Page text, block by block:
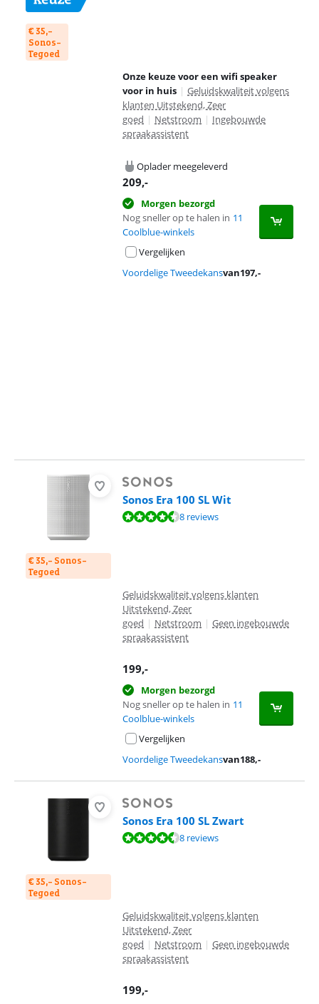
€ 35,-
Sonos-
Tegoed
Onze keuze voor een wifi speaker
voor in huis | Geluidskwaliteit volgens
klanten Uitstekend, Zeer
goed | Netstroom | Ingebouwde
spraakassistent
Oplader meegeleverd
209,-
Morgen bezorgd
Nog sneller op te halen in 11
Coolblue-winkels
Vergelijken
Voordelige Tweedekansvan197,-
€ 35,- Sonos-
Tegoed
Sonos Era 100 SL Wit
Beoordeling is 9,0 van de 10, gebaseerd op 8 reviews.
8 reviews
Geluidskwaliteit volgens klanten
Uitstekend, Zeer
goed | Netstroom | Geen ingebouwde
spraakassistent
199,-
Morgen bezorgd
Nog sneller op te halen in 11
Coolblue-winkels
Vergelijken
Voordelige Tweedekansvan188,-
€ 35,- Sonos-
Tegoed
Sonos Era 100 SL Zwart
Beoordeling is 9,0 van de 10, gebaseerd op 8 reviews.
8 reviews
Geluidskwaliteit volgens klanten
Uitstekend, Zeer
goed | Netstroom | Geen ingebouwde
spraakassistent
199,-